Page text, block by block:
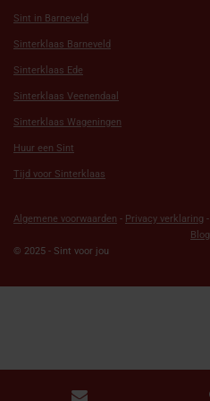
Sint in Barneveld
Sinterklaas Barneveld
Sinterklaas Ede
Sinterklaas Veenendaal
Sinterklaas Wageningen
Huur een Sint
Tijd voor Sinterklaas
Algemene voorwaarden - Privacy verklaring -
Blog
© 2025 - Sint voor jou